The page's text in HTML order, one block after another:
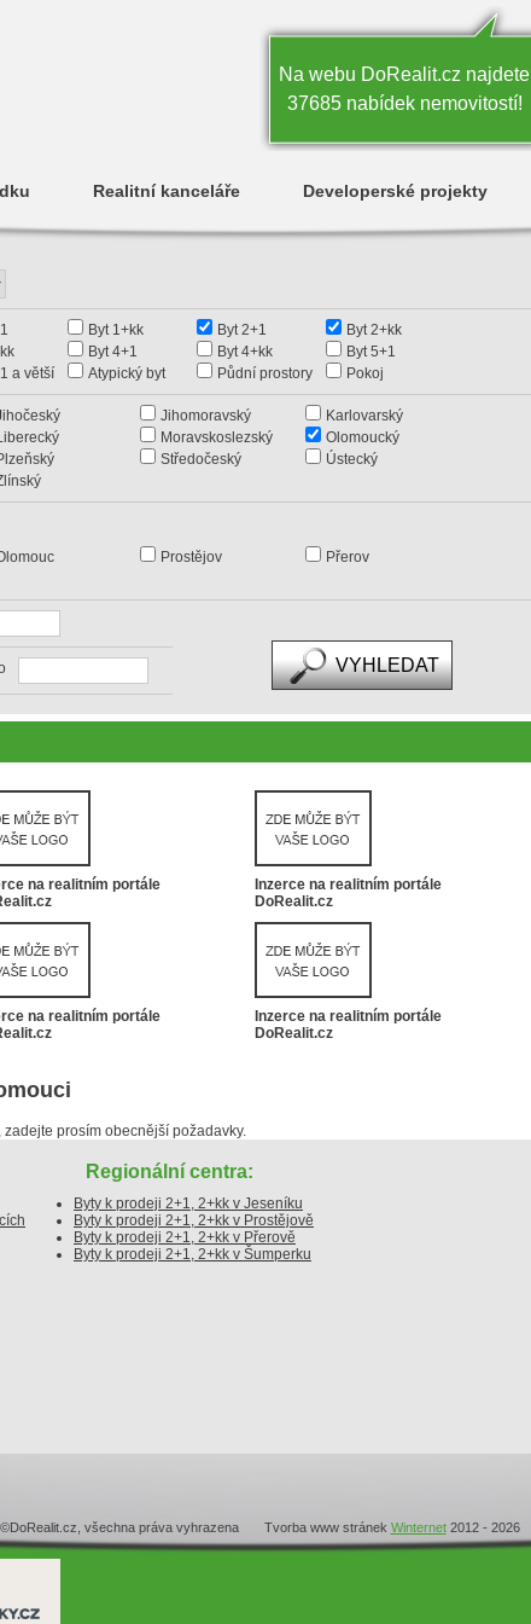
Na webu DoRealit.cz najdete
37685 nabídek nemovitostí!
Realitní kanceláře Developerské projekty
Byt 1+kk Byt 2+1
Byt 2+kk
Byt 4+1 Byt 4+kk
Byt 5+1
a větší Atypický byt Půdní prostory Pokoj
Jihomoravský
Karlovarský
Moravskoslezský
Olomoucký
Středočeský
Ústecký
Prostějov
Přerov
na realitním portále
Inzerce na realitním portále
DoRealit.cz
na realitním portále
Inzerce na realitním portále
DoRealit.cz
prosím obecnější požadavky.
Regionální centra:
Byty k prodeji 2+1, 2+kk v Jeseníku
Byty k prodeji 2+1, 2+kk v Prostějově
Byty k prodeji 2+1, 2+kk v Přerově
Byty k prodeji 2+1, 2+kk v Šumperku
©DoRealit.cz, všechna práva vyhrazena Tvorba www stránek Winternet2012 - 2026